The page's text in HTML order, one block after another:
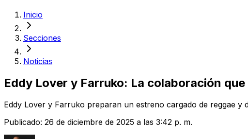
Inicio
Secciones
Noticias
Eddy Lover y Farruko: La colaboración
Eddy Lover y Farruko preparan un estreno cargado de reggae y
Publicado: 26 de diciembre de 2025 a las 3:42 p. m.